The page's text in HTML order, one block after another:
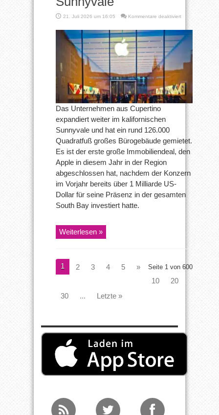
21. Juli 2026 um 16:05 Kommentare deaktiviertfür
mietet
großes
Bürogebäude
Sunnyvale
Das Unternehmen aus Cupertino
expandiert weiter im kalifornischen
Sunnyvale und hat ein rund 126.000
Quadratfuß großes Bürogebäude gemietet.
Es ist der erste große Immobiliendeal, den
Apple in diesem Jahr in der Region
abgeschlossen hat, nachdem der Konzern
im Vorjahr bereits über 1 Milliarde US-
Dollar für seine Präsenz in der gesamten
South Bay investiert hatte.
Weiterlesen »
Seite 1 von 600
1 2 3 4 5
»
10
20
30
... Letzte »